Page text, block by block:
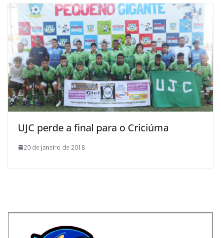
UJC perde a final para o Criciúma
20 de janeiro de 2018